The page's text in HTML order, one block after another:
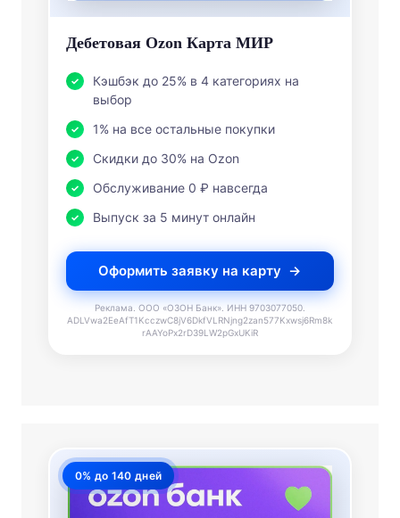
Дебетовая Ozon Карта МИР
Кэшбэк до 25% в 4 категориях на
выбор
1% на все остальные покупки
Скидки до 30% на Ozon
Обслуживание 0 ₽ навсегда
Выпуск за 5 минут онлайн
Оформить заявку на карту
Реклама. ООО «ОЗОН Банк». ИНН 9703077050.
ADLVwa2EeAfT1KcczwC8jV6DkfVLRNjng2zan577Kxwsj6Rm8k
rAAYoPx2rD39LW2pGxUKiR
0% до 140 дней